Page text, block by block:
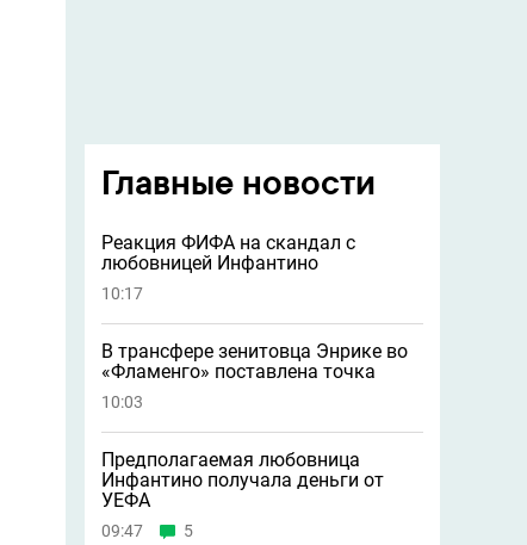
Главные новости
Реакция ФИФА на скандал с
любовницей Инфантино
10:17
В трансфере зенитовца Энрике во
«Фламенго» поставлена точка
10:03
Предполагаемая любовница
Инфантино получала деньги от
УЕФА
09:47 5